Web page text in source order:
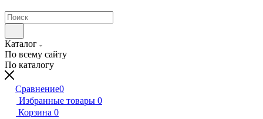
Каталог
По всему сайту
По каталогу
Сравнение0
Избранные товары 0
Корзина 0